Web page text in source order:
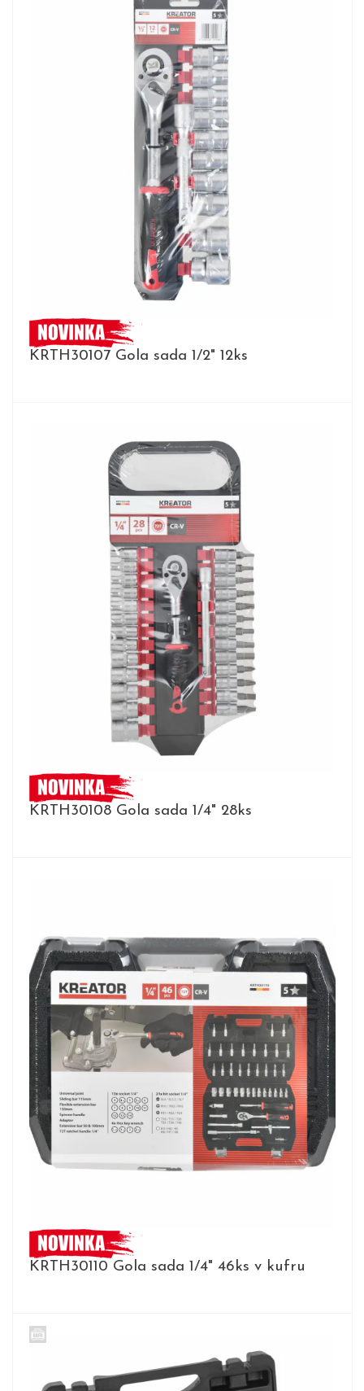
KRTH30107 Gola sada 1/2" 12ks
KRTH30108 Gola sada 1/4" 28ks
KRTH30110 Gola sada 1/4" 46ks v kufru